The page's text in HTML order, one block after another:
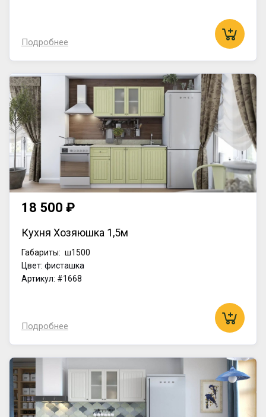
Подробнее
18 500 ₽
Кухня Хозяюшка 1,5м
Габариты: ш1500
Цвет: фисташка
Артикул: #1668
Подробнее